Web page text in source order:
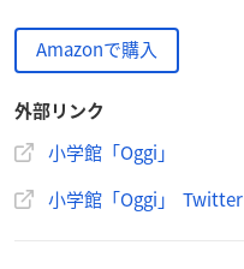
Amazonで購入
外部リンク
小学館「Oggi」
小学館「Oggi」 Twitter